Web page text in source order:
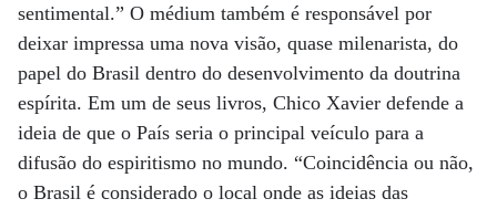
sentimental.” O médium também é responsável por
deixar impressa uma nova visão, quase milenarista, do
papel do Brasil dentro do desenvolvimento da doutrina
espírita. Em um de seus livros, Chico Xavier defende a
ideia de que o País seria o principal veículo para a
difusão do espiritismo no mundo. “Coincidência ou não,
o Brasil é considerado o local onde as ideias das